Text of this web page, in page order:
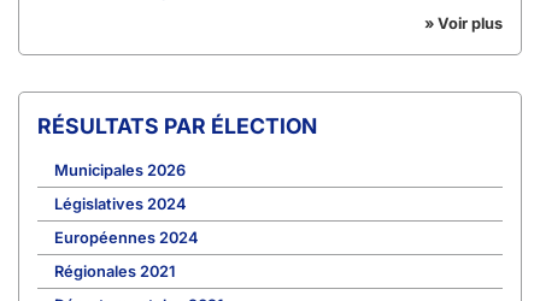
» Voir plus
RÉSULTATS PAR ÉLECTION
Municipales 2026
Législatives 2024
Européennes 2024
Régionales 2021